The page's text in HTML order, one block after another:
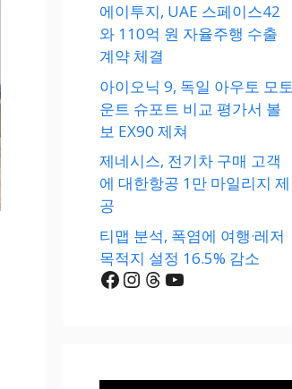
에이투지, UAE 스페이스42
와 110억 원 자율주행 수출
계약 체결
아이오닉 9, 독일 아우토 모토
운트 슈포트 비교 평가서 볼
보 EX90 제쳐
제네시스, 전기차 구매 고객
에 대한항공 1만 마일리지 제
공
티맵 분석, 폭염에 여행·레저
목적지 설정 16.5% 감소
Facebook
Instagram
Threads
YouTube